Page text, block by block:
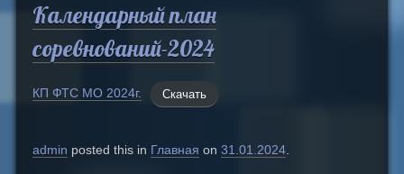
Календарный план
соревнований-2024
КП ФТС МО 2024г. Скачать
admin posted this in Главная on 31.01.2024.